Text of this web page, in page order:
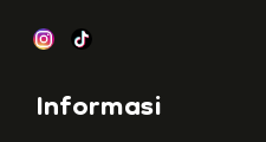
Informasi